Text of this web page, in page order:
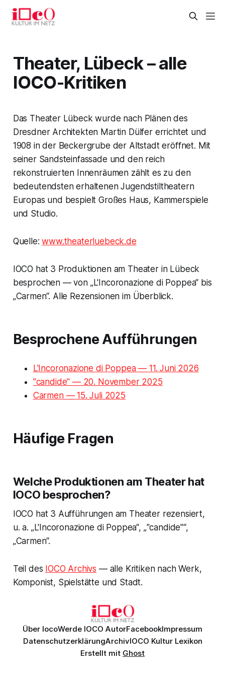
Theater, Lübeck – alle
IOCO-Kritiken
Das Theater Lübeck wurde nach Plänen des
Dresdner Architekten Martin Dülfer errichtet und
1908 in der Beckergrube der Altstadt eröffnet. Mit
seiner Sandsteinfassade und den reich
rekonstruierten Innenräumen zählt es zu den
bedeutendsten erhaltenen Jugendstiltheatern
Europas und bespielt Großes Haus, Kammerspiele
und Studio.
Quelle:www.theaterluebeck.de
IOCO hat 3 Produktionen am Theater in Lübeck
besprochen — von „L'Incoronazione di Poppea“ bis
„Carmen“. Alle Rezensionen im Überblick.
Besprochene Aufführungen
L'Incoronazione di Poppea — 11. Juni 2026
"candide" — 20. November 2025
Carmen — 15. Juli 2025
Häufige Fragen
Welche Produktionen am Theater hat
IOCO besprochen?
IOCO hat 3 Aufführungen am Theater rezensiert,
u. a. „L'Incoronazione di Poppea“, „"candide"“,
„Carmen“.
Teil des IOCO Archivs — alle Kritiken nach Werk,
Komponist, Spielstätte und Stadt.
Über IocoWerde IOCO AutorFacebookImpressum
DatenschutzerklärungArchivIOCO Kultur Lexikon
Erstellt mit Ghost